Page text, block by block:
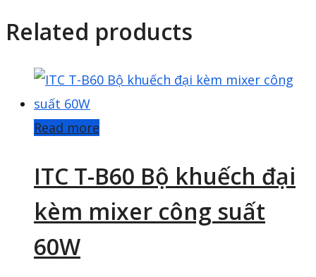
Related products
Read more
ITC T-B60 Bộ khuếch đại
kèm mixer công suất
60W